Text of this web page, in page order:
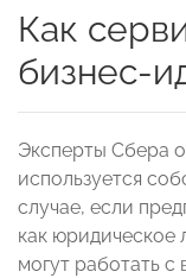
Как
бизнес-
Эксперты Сбера
используется
случае, если
как юридическое
могут работать